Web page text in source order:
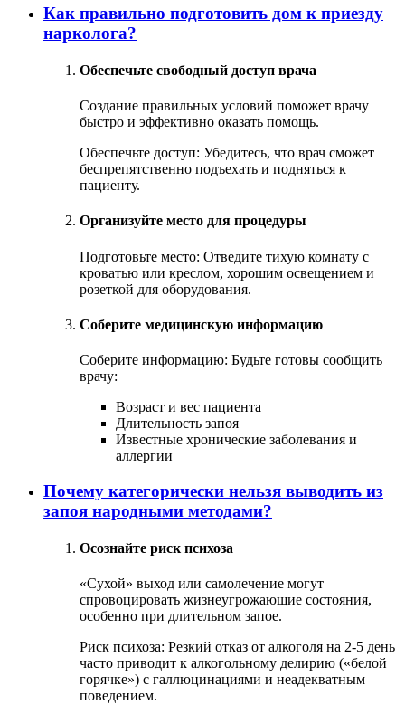
Как правильно подготовить дом к приезду
нарколога?
Обеспечьте свободный доступ врача
Создание правильных условий поможет врачу
быстро и эффективно оказать помощь.
Обеспечьте доступ: Убедитесь, что врач сможет
беспрепятственно подъехать и подняться к
пациенту.
Организуйте место для процедуры
Подготовьте место: Отведите тихую комнату с
кроватью или креслом, хорошим освещением и
розеткой для оборудования.
Соберите медицинскую информацию
Соберите информацию: Будьте готовы сообщить
врачу:
Возраст и вес пациента
Длительность запоя
Известные хронические заболевания и
аллергии
Почему категорически нельзя выводить из
запоя народными методами?
Осознайте риск психоза
«Сухой» выход или самолечение могут
спровоцировать жизнеугрожающие состояния,
особенно при длительном запое.
Риск психоза: Резкий отказ от алкоголя на 2-5 день
часто приводит к алкогольному делирию («белой
горячке») с галлюцинациями и неадекватным
поведением.